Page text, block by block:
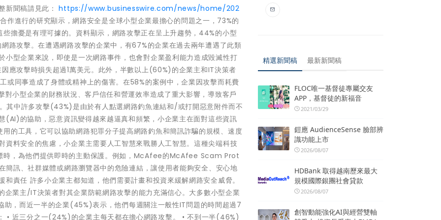
新聞稿請見此：https://www.businesswire.com/news/home/202
進行的研究顯示，網路安全是全球小型企業最擔心的問題之一，73%的
擔憂是有理可據的。資料顯示，網路攻擊正在呈上升趨勢，44%的小型
路攻擊。在遭遇網路攻擊的企業中，有67%的企業在過去兩年遭遇了此類
型企業來說，即使是一次網路事件，也會對企業盈利能力造成毀滅性打
應攻擊時損失超過1萬美元。此外，半數以上(60%)的企業主和IT決策者
或同事造成了身體或精神上的傷害。在58%的案例中，企業因攻擊而耗費
小型企業的財務狀況、客戶信任和營運效率造成了重大影響，導致客戶
中許多攻擊(43%)是由於有人點選網路釣魚連結和/或打開惡意附件而不
(AI)的協助，惡意資訊變得越來越逼真和頻繁，小企業主在面對這些資訊
的工具，它可以協助網路犯罪分子提高網路釣魚和簡訊詐騙的規模、速度
料安全的焦慮，小企業主需要人工智慧來戰勝人工智慧。這種尖端科技
時，為他們提供即時的主動保護。例如，McAfee的McAfee Scam Prot
訊、社群媒體或網路瀏覽器中的危險連結，讓使用者能夠安全、安心地
責任 許多小企業主都知道，他們需要計畫和投資來緩解網路安全威脅。
業主/IT決策者對其企業防範網路攻擊的能力充滿信心。大多數小型企業
，而近一半的企業(45%)表示，他們每週關注一般性IT問題的時間超過7
近三分之一(24%)的企業主每天都在擔心網路攻擊。 • 不到一半(46%)
精選新聞稿 最新新聞稿
FLOC唯一基督徒專屬交友
APP，基督徒的新福音
2021/03/29
鎧應 AudienceSense 臉部辨
識功能上市
2026/08/07
HDBank 取得越南歷來最大
規模國際銀團社會貸款
2026/08/07
創智動能強化AI與經營雙軸